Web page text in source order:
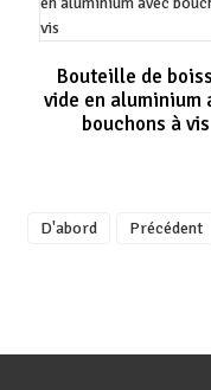
Bouteille de
vide en aluminium
bouchons à vis
D'abord Précédent